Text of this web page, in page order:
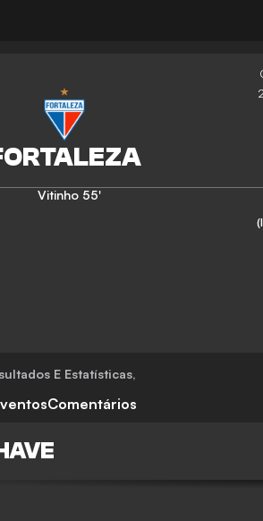
Vitinho 55'
E Estatísticas,
Comentários